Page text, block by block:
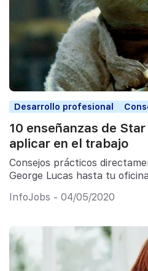
Desarrollo profesional
10 enseñanzas de
aplicar en el trabajo
Consejos prácticos
George Lucas hasta tu oficina
InfoJobs - 04/05/2020